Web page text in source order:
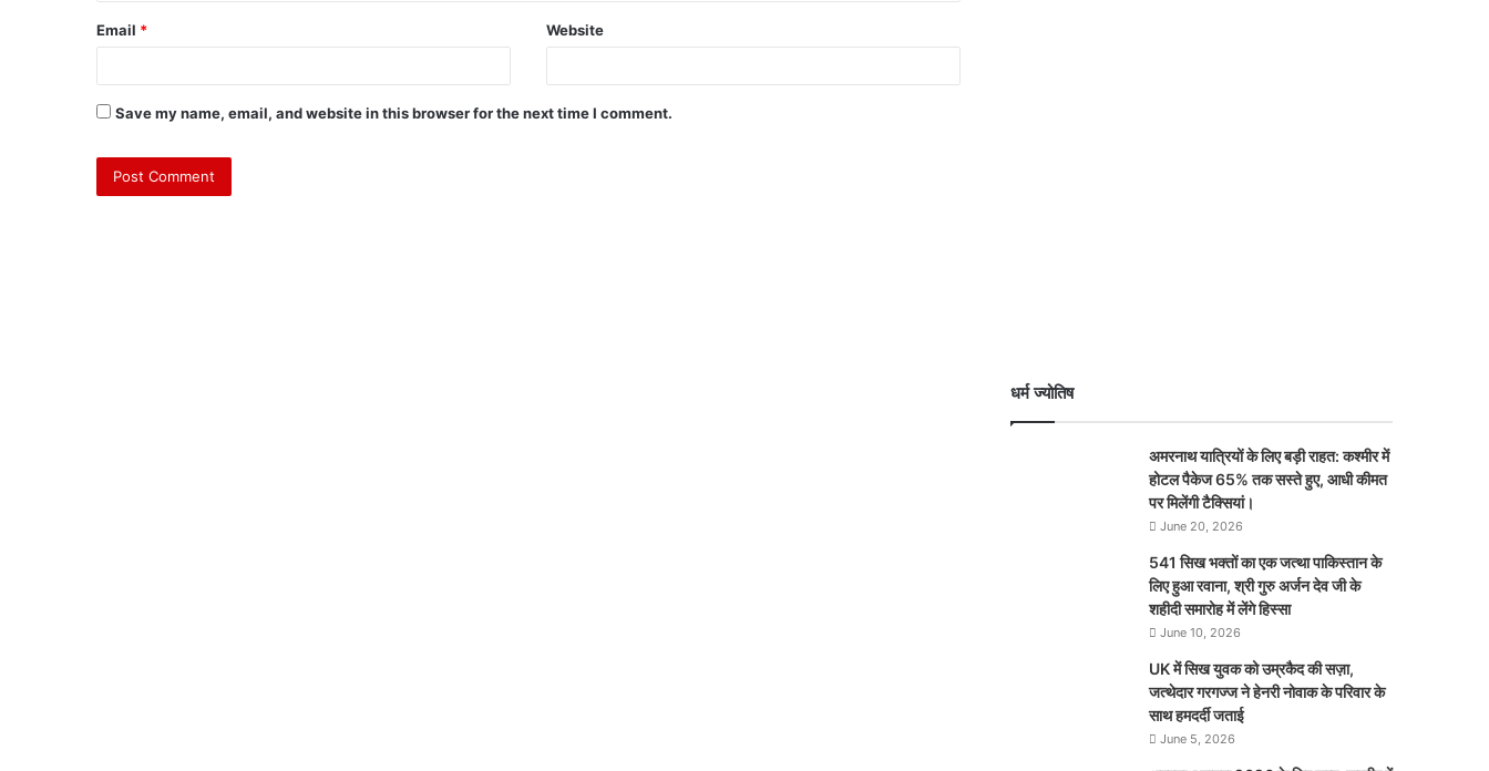
Email * Website
Save my name, email, and website in this browser for the next time I comment.
धर्म ज्योतिष
अमरनाथ यात्रियों के लिए बड़ी राहत: कश्मीर में
होटल पैकेज 65% तक सस्ते हुए, आधी कीमत
पर मिलेंगी टैक्सियां।
June 20, 2026
541 सिख भक्तों का एक जत्था पाकिस्तान के
लिए हुआ रवाना, श्री गुरु अर्जन देव जी के
शहीदी समारोह में लेंगे हिस्सा
June 10, 2026
UK में सिख युवक को उम्रकैद की सज़ा,
जत्थेदार गरगज्ज ने हेनरी नोवाक के परिवार के
साथ हमदर्दी जताई
June 5, 2026